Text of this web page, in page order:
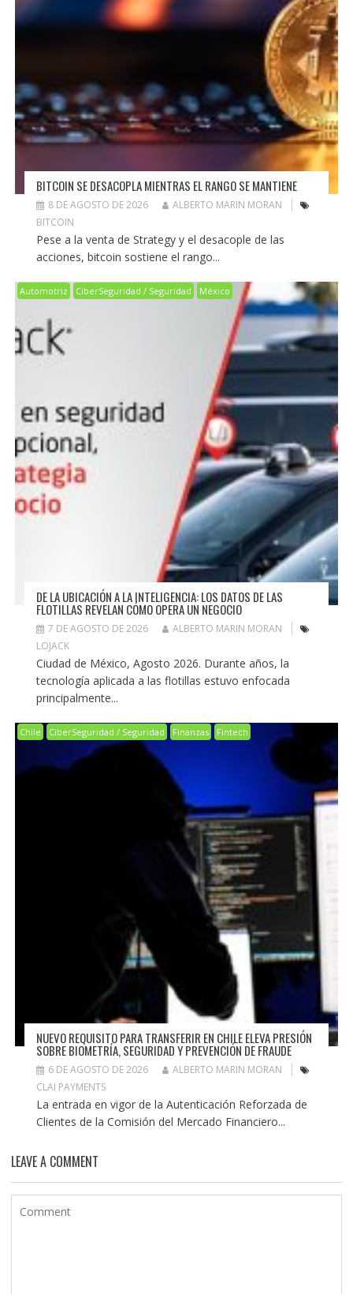
BITCOIN SE DESACOPLA MIENTRAS EL RANGO SE MANTIENE
8 DE AGOSTO DE 2026
ALBERTO MARIN MORAN
BITCOIN
Pese a la venta de Strategy y el desacople de las
acciones, bitcoin sostiene el rango...
Automotriz CiberSeguridad / Seguridad México
DE LA UBICACIÓN A LA INTELIGENCIA: LOS DATOS DE LAS
FLOTILLAS REVELAN CÓMO OPERA UN NEGOCIO
7 DE AGOSTO DE 2026
ALBERTO MARIN MORAN
LOJACK
Ciudad de México, Agosto 2026. Durante años, la
tecnología aplicada a las flotillas estuvo enfocada
principalmente...
Chile CiberSeguridad / Seguridad Finanzas Fintech
NUEVO REQUISITO PARA TRANSFERIR EN CHILE ELEVA PRESIÓN
SOBRE BIOMETRÍA, SEGURIDAD Y PREVENCIÓN DE FRAUDE
6 DE AGOSTO DE 2026
ALBERTO MARIN MORAN
CLAI PAYMENTS
La entrada en vigor de la Autenticación Reforzada de
Clientes de la Comisión del Mercado Financiero...
LEAVE A COMMENT